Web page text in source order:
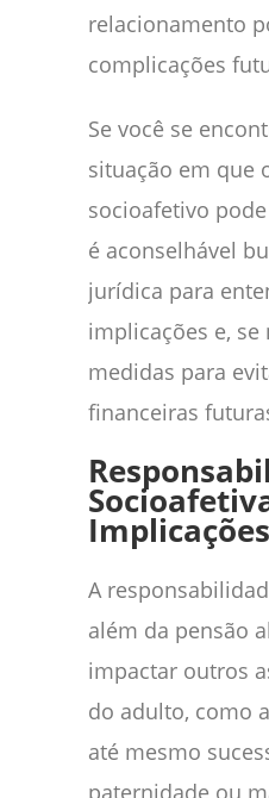
relacionamento
complicações
Se você se
situação em que
socioafetivo
é aconselhável
jurídica para
implicações e,
medidas para
financeiras
A
além da pensão
impactar outros
do adulto, como
até mesmo
paternidade ou